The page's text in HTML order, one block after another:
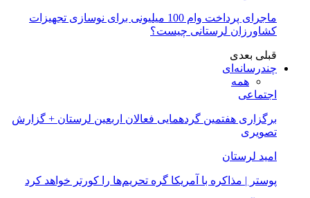
ماجرای پرداخت وام 100 میلیونی برای نوسازی تجهیزات
کشاورزان لرستانی چیست؟
قبلی بعدی
چندرسانه‌ای
همه
اجتماعی
برگزاری هفتمین گردهمایی فعالان اربعین لرستان + گزارش
تصویری
امید لرستان
پوستر | مذاکره با آمریکا گره تحریم‌ها را کورتر خواهد کرد